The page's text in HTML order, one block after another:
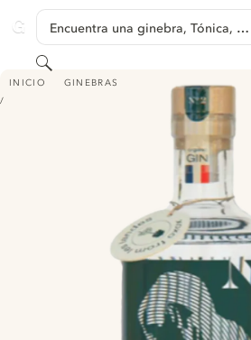
GINVENTORY
Encuentra una ginebra, Tónica, …
Buscar
INICIO GINEBRAS
LABOUCHE - #2 LES LANDES